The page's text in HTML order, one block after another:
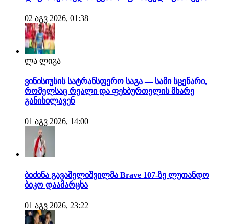
02 აგვ 2026, 01:38
ლა ლიგა
ვინისიუსის სატრანსფერო საგა — სამი სცენარი,
რომელსაც რეალი და ფეხბურთელის მხარე
განიხილავენ
01 აგვ 2026, 14:00
ბიძინა გავაშელიშვილმა Brave 107-ზე ლუთანდო
ბიკო დაამარცხა
01 აგვ 2026, 23:22